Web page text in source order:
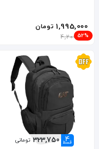
1,995,000 تومان
4,200,000
52%
4
قسط 323,750 تومانی